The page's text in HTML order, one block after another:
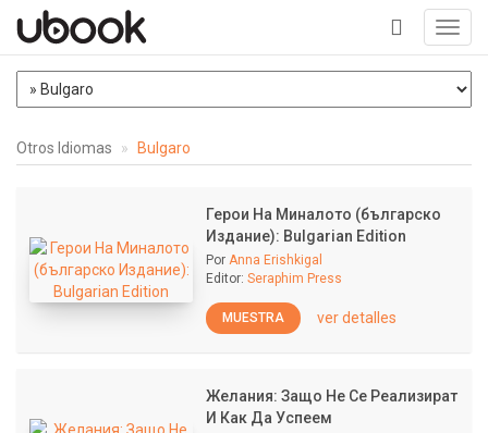
+
Otros Idiomas Bulgaro
Герои На Миналото (българско
Издание): Bulgarian Edition
Por Anna Erishkigal
Editor: Seraphim Press
MUESTRA ver detalles
Желания: Защо Не Се Реализират
И Как Да Успеем